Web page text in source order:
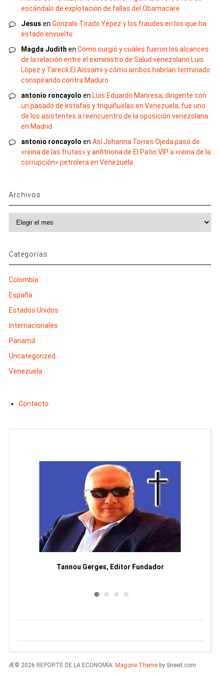
escándalo de explotación de fallas del Obamacare
Jesus en Gonzalo Tirado Yépez y los fraudes en los que ha
estado envuelto
Magda Judith en Cómo surgió y cuáles fueron los alcances
de la relación entre el exministro de Salud venezolano Luis
López y Tareck El Aissami y cómo ambos habrían terminado
conspirando contra Maduro
antonio roncayolo en Luis Eduardo Manresa, dirigente con
un pasado de estafas y triquiñuelas en Venezuela, fue uno
de los asistentes a reencuentro de la oposición venezolana
en Madrid
antonio roncayolo en Así Johanna Torres Ojeda pasó de
«reina de las frutas» y anfitriona de El Patio VIP a «reina de la
corrupción» petrolera en Venezuela
Archivos
Categorías
Colombia
España
Estados Unidos
Internacionales
Panamá
Uncategorized
Venezuela
Contacto
Tannou Gerges, Editor Fundador
Æ© 2026 REPORTE DE LA ECONOMÍA. Magone Themeby Sneeit.com